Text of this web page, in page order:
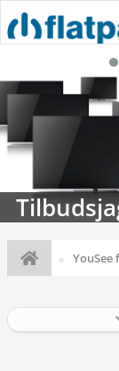
YouSee